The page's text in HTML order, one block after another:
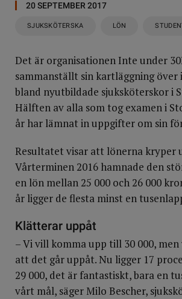
20 SEPTEMBER 2017
SJUKSKÖTERSKA LÖN
Det är organisationen Inte under
sammanställt sin kartläggning över
bland nyutbildade sjuksköterskor i
Hälften av alla som tog examen i
år har lämnat in uppgifter om sin
Resultatet visar att lönerna kryper
Vårterminen 2016 hamnade den
en lön mellan 25 000 och 26 000
år ligger de flesta minst en
Klätterar uppåt
– Vi vill komma upp till 30 000,
att det går uppåt. Nu ligger 17
29 000, det är fantastiskt, bara en
vårt mål, säger Milo Bescher,